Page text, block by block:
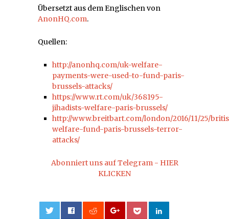
Übersetzt aus dem Englischen von
AnonHQ.com.
Quellen:
http://anonhq.com/uk-welfare-
payments-were-used-to-fund-paris-
brussels-attacks/
https://www.rt.com/uk/368195-
jihadists-welfare-paris-brussels/
http://www.breitbart.com/london/2016/11/25/
welfare-fund-paris-brussels-terror-
attacks/
Abonniert uns auf Telegram - HIER
KLICKEN